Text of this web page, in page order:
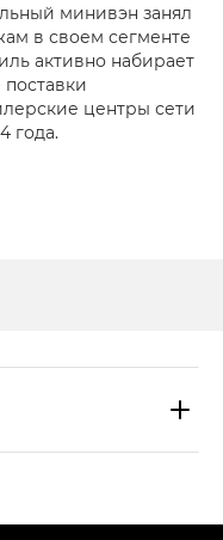
минивэн занял
в своем сегменте
активно набирает
центры сети
года.